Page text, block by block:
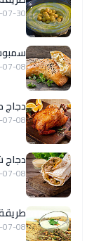
30
08
دجاج
08
دجاج
08
08